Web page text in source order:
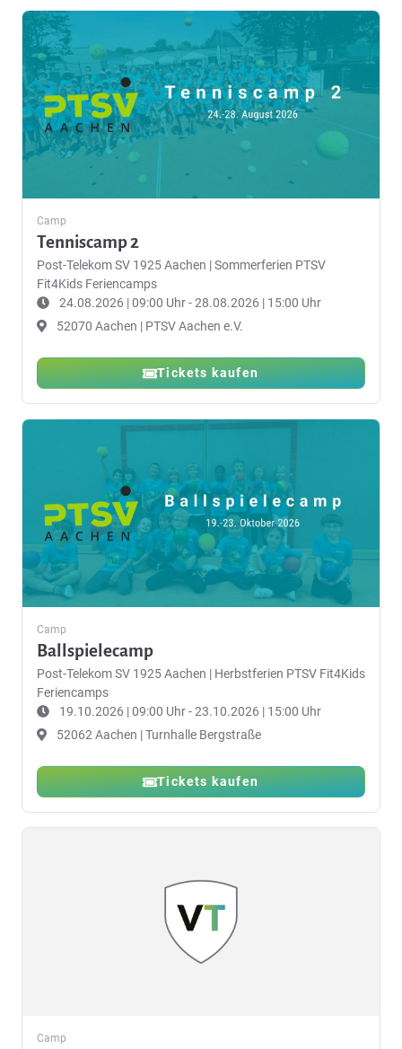
Camp
Tenniscamp 2
Post-Telekom SV 1925 Aachen |Sommerferien PTSV
Fit4Kids Feriencamps
24.08.2026 | 09:00 Uhr - 28.08.2026 | 15:00 Uhr
52070 Aachen | PTSV Aachen e.V.
Tickets kaufen
Camp
Ballspielecamp
Post-Telekom SV 1925 Aachen | Herbstferien PTSV Fit4Kids
Feriencamps
19.10.2026 | 09:00 Uhr - 23.10.2026 | 15:00 Uhr
52062 Aachen | Turnhalle Bergstraße
Tickets kaufen
Camp